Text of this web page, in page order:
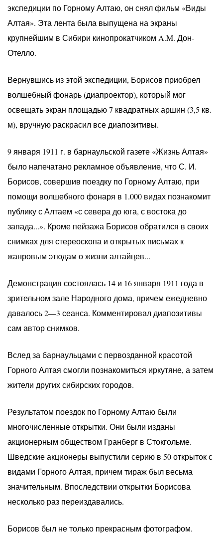
экспедиции по Горному Алтаю, он снял фильм «Виды
Алтая». Эта лента была выпущена на экраны
крупнейшим в Сибири кинопрокатчиком A.M. Дон-
Отелло.
Вернувшись из этой экспедиции, Борисов приобрел
волшебный фонарь (диапроектор), который мог
освещать экран площадью 7 квадратных аршин (3,5 кв.
м), вручную раскрасил все диапозитивы.
9 января 1911 г. в барнаульской газете «Жизнь Алтая»
было напечатано рекламное объявление, что С. И.
Борисов, совершив поездку по Горному Алтаю, при
помощи волшебного фонаря в 1.000 видах познакомит
публику с Алтаем «с севера до юга, с востока до
запада...». Кроме пейзажа Борисов обратился в своих
снимках для стереоскопа и открытых письмах к
жанровым этюдам о жизни алтайцев...
Демонстрация состоялась 14 и 16 января 1911 года в
зрительном зале Народного дома, причем ежедневно
давалось 2—3 сеанса. Комментировал диапозитивы
сам автор снимков.
Вслед за барнаульцами с первозданной красотой
Горного Алтая смогли познакомиться иркутяне, а затем
жители других сибирских городов.
Результатом поездок по Горному Алтаю были
многочисленные открытки. Они были изданы
акционерным обществом Гранберг в Стокгольме.
Шведские акционеры выпустили серию в 50 открыток с
видами Горного Алтая, причем тираж был весьма
значительным. Впоследствии открытки Борисова
несколько раз переиздавались.
Борисов был не только прекрасным фотографом.